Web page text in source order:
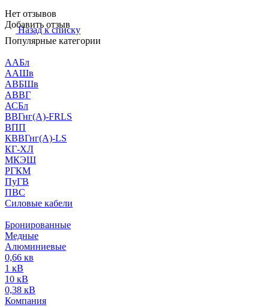
Нет отзывов
Добавить отзыв
Назад к списку
Популярные категории
ААБл
ААШв
АВБШв
АВВГ
АСБл
ВВГнг(А)-FRLS
ВПП
КВВГнг(А)-LS
КГ-ХЛ
МКЭШ
РГКМ
ПуГВ
ПВС
Силовые кабели
Бронированные
Медные
Алюминиевые
0,66 кв
1 кВ
10 кВ
0,38 кВ
Компания